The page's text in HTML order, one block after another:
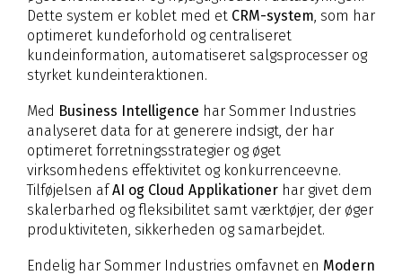
Dette system er koblet med et CRM-system , som har
optimeret kundeforhold og centraliseret
kundeinformation, automatiseret salgsprocesser og
styrket kundeinteraktionen.
Med Business Intelligence har Sommer Industries
analyseret data for at generere indsigt, der har
optimeret forretningsstrategier og øget
virksomhedens effektivitet og konkurrenceevne.
Tilføjelsen afAI og Cloud Applikationer har givet dem
skalerbarhed og fleksibilitet samt værktøjer, der øger
produktiviteten, sikkerheden og samarbejdet.
Endelig har Sommer Industries omfavnet en Modern